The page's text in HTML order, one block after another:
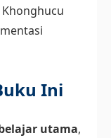
Ini
utama,